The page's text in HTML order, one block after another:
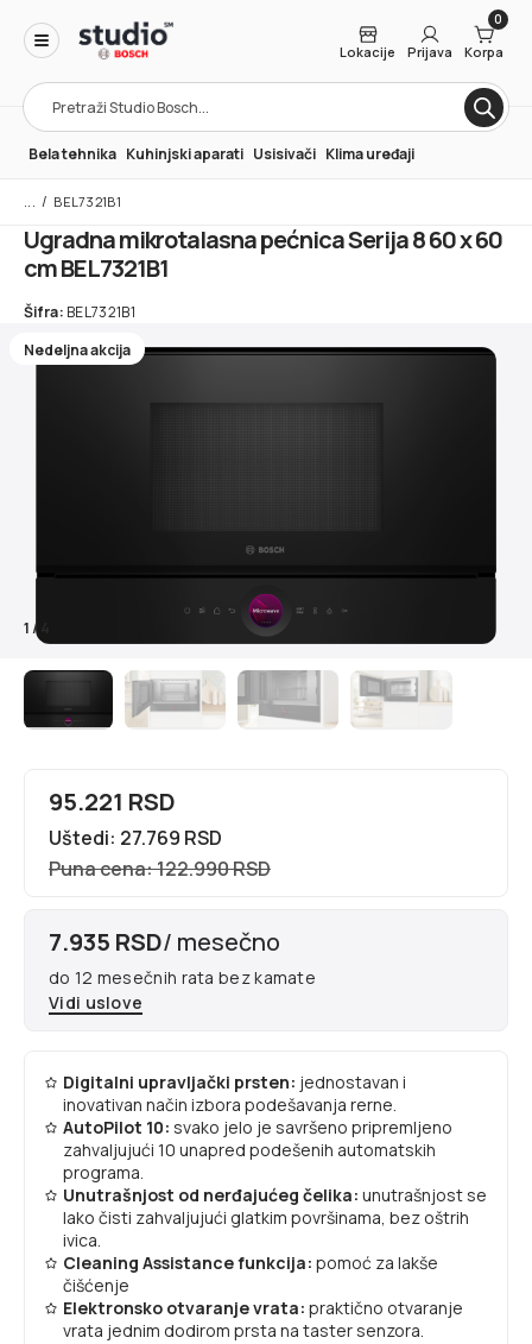
Products
search
Lokacije Prijava
0
Korpa
Bela tehnika Kuhinjski aparati Usisivači Klima uređaji
/ BEL7321B1
Ugradna mikrotalasna pećnica Serija 8 60 x 60
cm BEL7321B1
Šifra: BEL7321B1
Nedeljna akcija
1/
95.221 RSD
Uštedi: 27.769 RSD
Puna cena: 122.990 RSD
7.935 RSD/ mesečno
do 12 mesečnih rata bez kamate
Vidi uslove
Digitalni upravljački prsten: jednostavan i
inovativan način izbora podešavanja rerne.
AutoPilot 10: svako jelo je savršeno pripremljeno
zahvaljujući 10 unapred podešenih automatskih
programa.
Unutrašnjost od nerđajućeg čelika: unutrašnjost se
lako čisti zahvaljujući glatkim površinama, bez oštrih
ivica.
Cleaning Assistance funkcija: pomoć za lakše
čišćenje
Elektronsko otvaranje vrata: praktično otvaranje
vrata jednim dodirom prsta na taster senzora.